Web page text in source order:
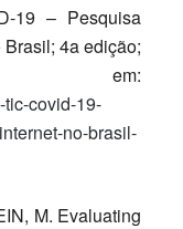
19 – Pesquisa
4a edição;
em:
covid-19-
no-brasil-
M. Evaluating